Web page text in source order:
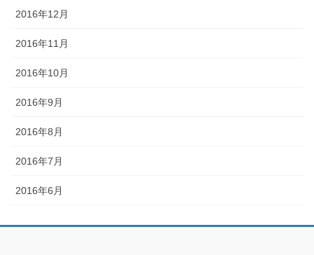
2016年12月
2016年11月
2016年10月
2016年9月
2016年8月
2016年7月
2016年6月